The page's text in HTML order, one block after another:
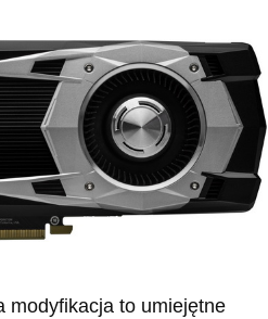
modyfikacja to umiejętne